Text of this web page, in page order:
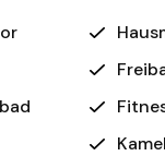
direkt von